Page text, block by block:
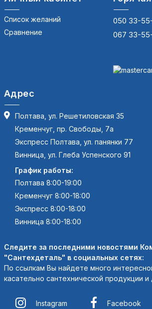
Список желаний
Сравнение
050 33-
067 33-
Адрес
Полтава, ул. Решетиловская 35
Кременчуг, пр. Свободы, 7а
Экспресс Полтава, ул. панянки 77
Винница, ул. Глеба Успенского 91
График работы:
Полтава 8:00-19:00
Кременчуг 8:00-18:00
Экспресс 8:00-18:00
Винница 8:00-18:00
Следите за последними новостями
"Сантехдеталь" в социальных сетях:
По ссылкам Вы найдете много
касательно сантехнической продукции и
Instagram Facebook